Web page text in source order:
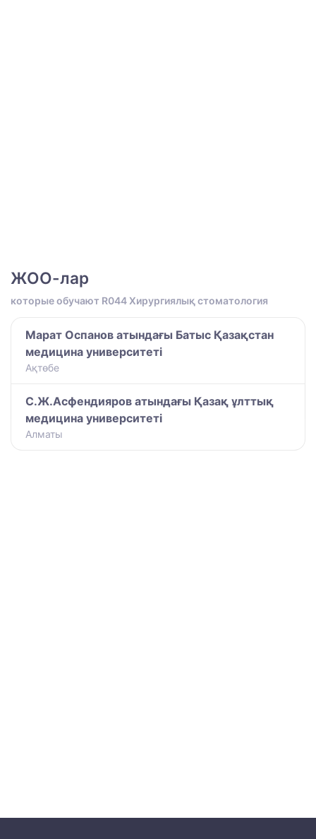
ЖОО-лар
которые обучают R044 Хирургиялық стоматология
Марат Оспанов атындағы Батыс Қазақстан
медицина университеті
Ақтөбе
С.Ж.Асфендияров атындағы Қазақ ұлттық
медицина университеті
Алматы